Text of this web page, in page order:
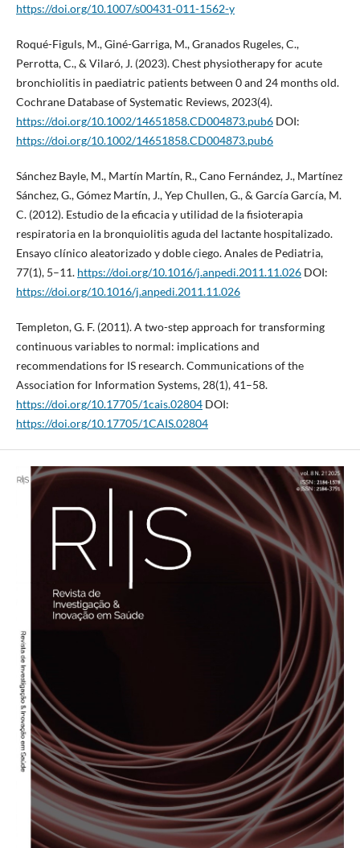
https://doi.org/10.1007/s00431-011-1562-y
Roqué-Figuls, M., Giné-Garriga, M., Granados Rugeles, C.,
Perrotta, C., & Vilaró, J. (2023). Chest physiotherapy for acute
bronchiolitis in paediatric patients between 0 and 24 months old.
Cochrane Database of Systematic Reviews, 2023(4).
https://doi.org/10.1002/14651858.CD004873.pub6DOI:
https://doi.org/10.1002/14651858.CD004873.pub6
Sánchez Bayle, M., Martín Martín, R., Cano Fernández, J., Martínez
Sánchez, G., Gómez Martín, J., Yep Chullen, G., & García García, M.
C. (2012). Estudio de la eficacia y utilidad de la fisioterapia
respiratoria en la bronquiolitis aguda del lactante hospitalizado.
Ensayo clínico aleatorizado y doble ciego. Anales de Pediatria,
77(1), 5–11. https://doi.org/10.1016/j.anpedi.2011.11.026DOI:
https://doi.org/10.1016/j.anpedi.2011.11.026
Templeton, G. F. (2011). A two-step approach for transforming
continuous variables to normal: implications and
recommendations for IS research. Communications of the
Association for Information Systems, 28(1), 41–58.
https://doi.org/10.17705/1cais.02804DOI:
https://doi.org/10.17705/1CAIS.02804